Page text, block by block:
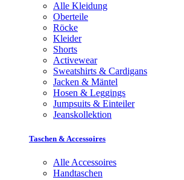
Alle Kleidung
Oberteile
Röcke
Kleider
Shorts
Activewear
Sweatshirts & Cardigans
Jacken & Mäntel
Hosen & Leggings
Jumpsuits & Einteiler
Jeanskollektion
Taschen & Accessoires
Alle Accessoires
Handtaschen